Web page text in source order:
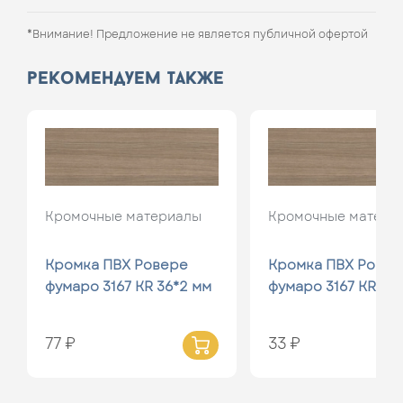
*Внимание! Предложение не является публичной офертой
рекомендуем также
Кромочные материалы
Кромка ПВХ Ровере
фумаро 3167 KR 36*2 мм
77 ₽
Кромочные
Кромка ПВХ
фумаро 3167 KR
33 ₽